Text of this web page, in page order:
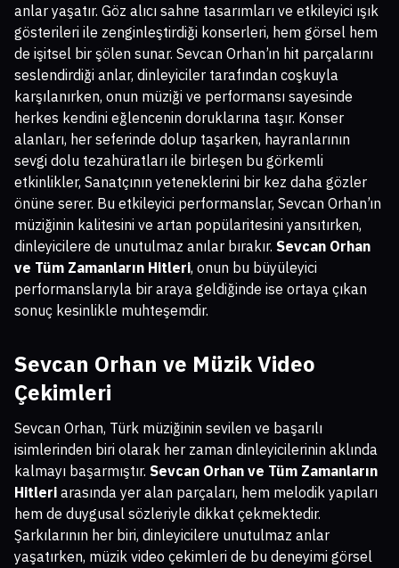
anlar yaşatır. Göz alıcı sahne tasarımları ve etkileyici ışık
gösterileri ile zenginleştirdiği konserleri, hem görsel hem
de işitsel bir şölen sunar. Sevcan Orhan’ın hit parçalarını
seslendirdiği anlar, dinleyiciler tarafından coşkuyla
karşılanırken, onun müziği ve performansı sayesinde
herkes kendini eğlencenin doruklarına taşır. Konser
alanları, her seferinde dolup taşarken, hayranlarının
sevgi dolu tezahüratları ile birleşen bu görkemli
etkinlikler, Sanatçının yeteneklerini bir kez daha gözler
önüne serer. Bu etkileyici performanslar, Sevcan Orhan’ın
müziğinin kalitesini ve artan popülaritesini yansıtırken,
dinleyicilere de unutulmaz anılar bırakır. Sevcan Orhan
ve Tüm Zamanların Hitleri, onun bu büyüleyici
performanslarıyla bir araya geldiğinde ise ortaya çıkan
sonuç kesinlikle muhteşemdir.
Sevcan Orhan ve Müzik Video
Çekimleri
Sevcan Orhan, Türk müziğinin sevilen ve başarılı
isimlerinden biri olarak her zaman dinleyicilerinin aklında
kalmayı başarmıştır. Sevcan Orhan ve Tüm Zamanların
Hitleri arasında yer alan parçaları, hem melodik yapıları
hem de duygusal sözleriyle dikkat çekmektedir.
Şarkılarının her biri, dinleyicilere unutulmaz anlar
yaşatırken, müzik video çekimleri de bu deneyimi görsel